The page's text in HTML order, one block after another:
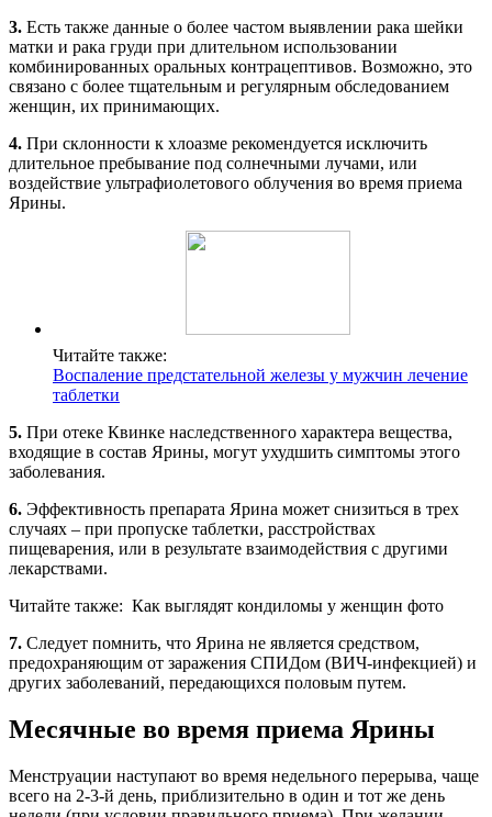
3. Есть также данные о более частом выявлении рака шейки
матки и рака груди при длительном использовании
комбинированных оральных контрацептивов. Возможно, это
связано с более тщательным и регулярным обследованием
женщин, их принимающих.
4. При склонности к хлоазме рекомендуется исключить
длительное пребывание под солнечными лучами, или
воздействие ультрафиолетового облучения во время приема
Ярины.
Читайте также:
Воспаление предстательной железы у мужчин лечение
таблетки
5. При отеке Квинке наследственного характера вещества,
входящие в состав Ярины, могут ухудшить симптомы этого
заболевания.
6. Эффективность препарата Ярина может снизиться в трех
случаях – при пропуске таблетки, расстройствах
пищеварения, или в результате взаимодействия с другими
лекарствами.
Читайте также: Как выглядят кондиломы у женщин фото
7. Следует помнить, что Ярина не является средством,
предохраняющим от заражения СПИДом (ВИЧ-инфекцией) и
других заболеваний, передающихся половым путем.
Месячные во время приема Ярины
Менструации наступают во время недельного перерыва, чаще
всего на 2-3-й день, приблизительно в один и тот же день